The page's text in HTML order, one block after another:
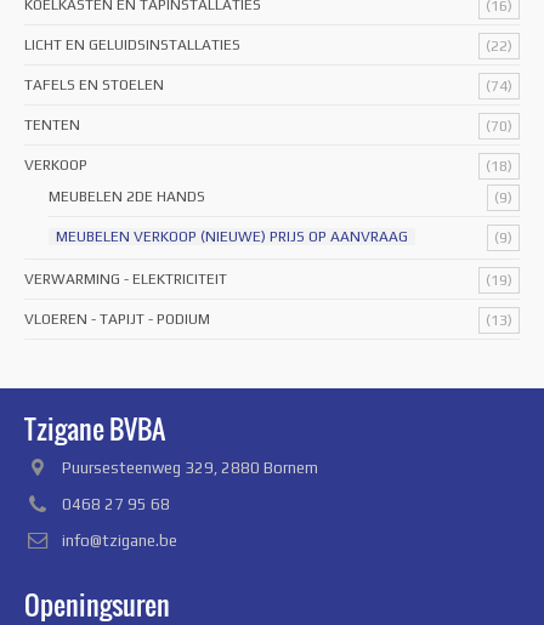
KOELKASTEN EN TAPINSTALLATIES (16)
LICHT EN GELUIDSINSTALLATIES (22)
TAFELS EN STOELEN (74)
TENTEN (70)
VERKOOP
(18)
MEUBELEN 2DE HANDS
(9)
MEUBELEN VERKOOP (NIEUWE) PRIJS OP AANVRAAG (9)
VERWARMING - ELEKTRICITEIT (19)
VLOEREN - TAPIJT - PODIUM (13)
Tzigane BVBA
Puursesteenweg 329, 2880 Bornem
0468 27 95 68
info@tzigane.be
Openingsuren